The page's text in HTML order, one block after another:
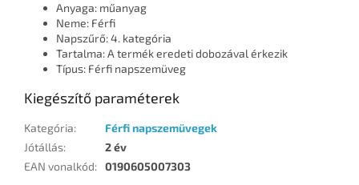
Anyaga: műanyag
Neme: Férfi
Napszűrő: 4. kategória
Tartalma: A termék eredeti dobozával érkezik
Típus: Férfi napszemüveg
Kiegészítő paraméterek
Kategória:
Férfi napszemüvegek
Jótállás:
2 év
EAN vonalkód: 0190605007303